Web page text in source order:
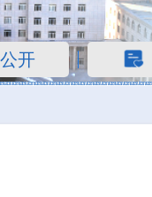
开